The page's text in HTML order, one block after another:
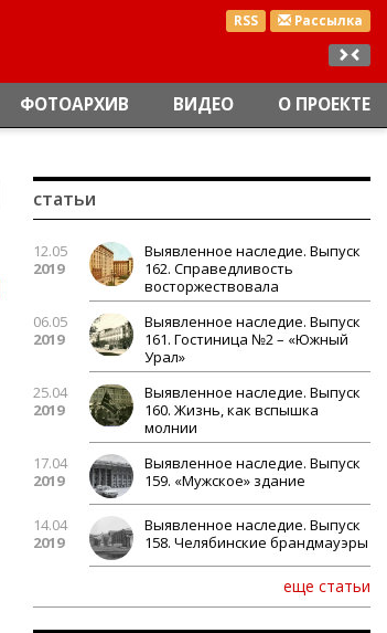
RSS Рассылка
ФОТОАРХИВ ВИДЕО О ПРОЕКТЕ
статьи
12.05
2019
Выявленное наследие. Выпуск
162. Справедливость
восторжествовала
06.05
2019
Выявленное наследие. Выпуск
161. Гостиница №2 – «Южный
Урал»
25.04
2019
Выявленное наследие. Выпуск
160. Жизнь, как вспышка
молнии
17.04
2019
Выявленное наследие. Выпуск
159. «Мужское» здание
14.04
2019
Выявленное наследие. Выпуск
158. Челябинские брандмауэры
еще статьи